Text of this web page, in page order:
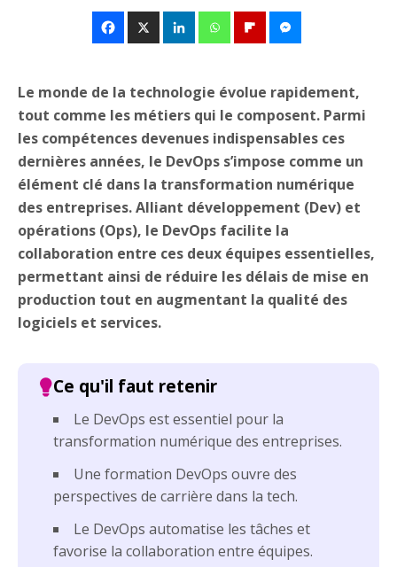
Le monde de la technologie évolue rapidement,
tout comme les métiers qui le composent. Parmi
les compétences devenues indispensables ces
dernières années, le DevOps s’impose comme un
élément clé dans la transformation numérique
des entreprises. Alliant développement (Dev) et
opérations (Ops), le DevOps facilite la
collaboration entre ces deux équipes essentielles,
permettant ainsi de réduire les délais de mise en
production tout en augmentant la qualité des
logiciels et services.
Le DevOps est essentiel pour la
transformation numérique des entreprises.
Une formation DevOps ouvre des
perspectives de carrière dans la tech.
Le DevOps automatise les tâches et
favorise la collaboration entre équipes.